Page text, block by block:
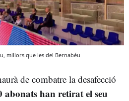
millors que les del Bernabéu
de combatre la desafecció
abonats han retirat el seu